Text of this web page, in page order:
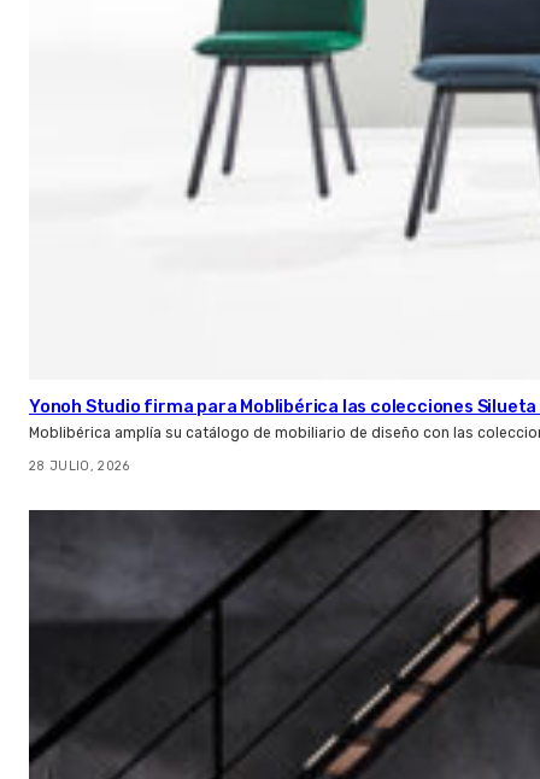
Yonoh Studio firma para Moblibérica las colecciones Silueta
Moblibérica amplía su catálogo de mobiliario de diseño con las
28 JULIO, 2026